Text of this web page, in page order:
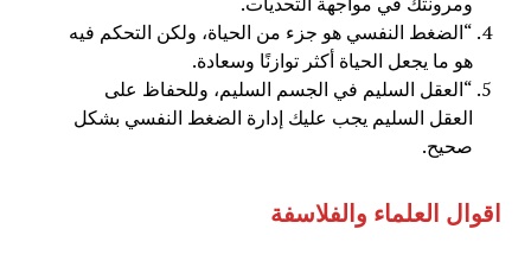
“الضغط النفسي هو جزء من الحياة، ولكن التحكم فيه
هو ما يجعل الحياة أكثر توازنًا وسعادة.
“العقل السليم في الجسم السليم، وللحفاظ على
العقل السليم يجب عليك إدارة الضغط النفسي بشكل
صحيح.
اقوال العلماء والفلاسفة